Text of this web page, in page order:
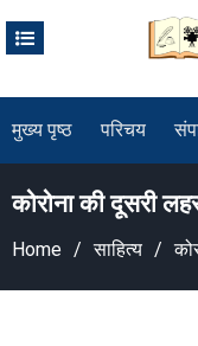
मुख्य पृष्ठ परिचय
कोरोना की दूसरी
Home साहित्य